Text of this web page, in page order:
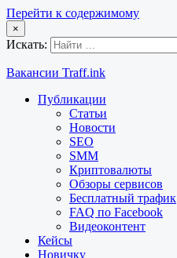
Перейти к содержимому
×
Искать:
Вакансии Traff.ink
Публикации
Статьи
Новости
SEO
SMM
Криптовалюты
Обзоры сервисов
Бесплатный трафик
FAQ по Facebook
Видеоконтент
Кейсы
Новичку